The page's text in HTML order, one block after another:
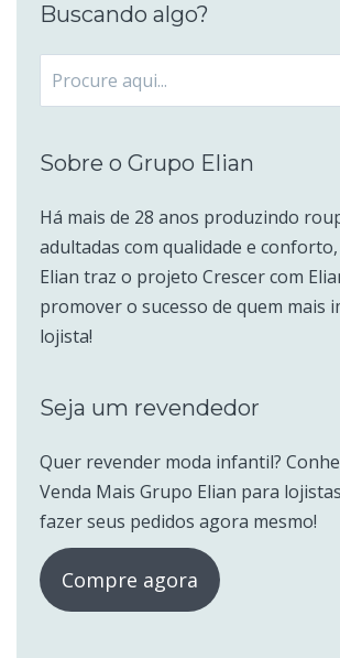
Buscando algo?
Procurar
por:
Sobre o Grupo Elian
Há mais de 28 anos produzindo
adultadas com qualidade e
Elian traz o projeto Crescer com
promover o sucesso de quem mais
lojista!
Seja um revendedor
Quer revender moda infantil?
Venda Mais Grupo Elian para
fazer seus pedidos agora mesmo!
Compre agora